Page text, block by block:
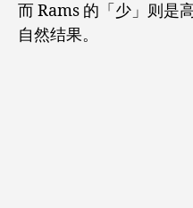
而 Rams 的「少」则是
自然结果。